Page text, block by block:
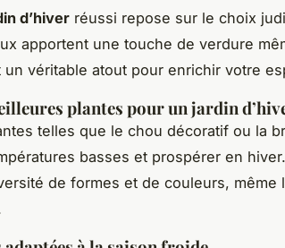
d’hiver réussi repose sur le choix
apportent une touche de verdure
un véritable atout pour enrichir votre
plantes pour un jardin
telles que le chou décoratif ou la
basses et prospérer en
de formes et de couleurs, même